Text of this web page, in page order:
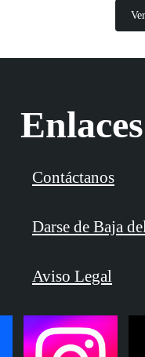
Contáctanos
Darse de Baja
Aviso Legal